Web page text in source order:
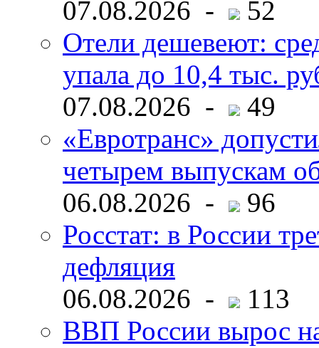
07.08.2026 -
52
Отели дешевеют:
упала до 10,4 тыс.
07.08.2026 -
49
«Евротранс»
четырем выпускам
06.08.2026 -
96
Росстат: в России
дефляция
06.08.2026 -
113
ВВП России вырос